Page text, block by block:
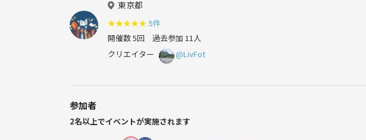
東京都
★★★★★ 5件
開催数 5回 過去参加 11人
クリエイター
@LivFot
参加者
2名以上でイベントが実施されます